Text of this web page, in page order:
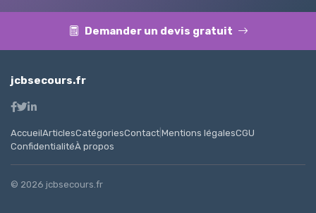
Demander un devis gratuit
jcbsecours.fr
AccueilArticlesCatégoriesContact Mentions légalesCGU
ConfidentialitéÀ propos
© 2026 jcbsecours.fr